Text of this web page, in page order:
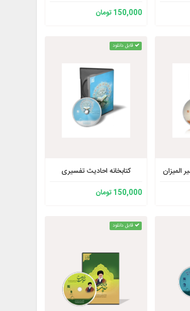
150,000 تومان
قابل دانلود
کتابخانه احادیث تفسیری
150,000 تومان
قابل دانلود